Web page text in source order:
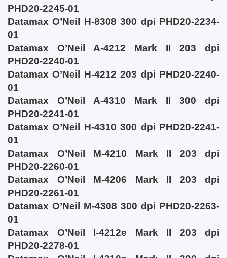
PHD20-2245-01
Datamax O’Neil H-8308 300 dpi PHD20-2234-
01
Datamax O’Neil A-4212 Mark II 203 dpi
PHD20-2240-01
Datamax O’Neil H-4212 203 dpi PHD20-2240-
01
Datamax O’Neil A-4310 Mark II 300 dpi
PHD20-2241-01
Datamax O’Neil H-4310 300 dpi PHD20-2241-
01
Datamax O’Neil M-4210 Mark II 203 dpi
PHD20-2260-01
Datamax O’Neil M-4206 Mark II 203 dpi
PHD20-2261-01
Datamax O’Neil M-4308 300 dpi PHD20-2263-
01
Datamax O’Neil I-4212e Mark II 203 dpi
PHD20-2278-01